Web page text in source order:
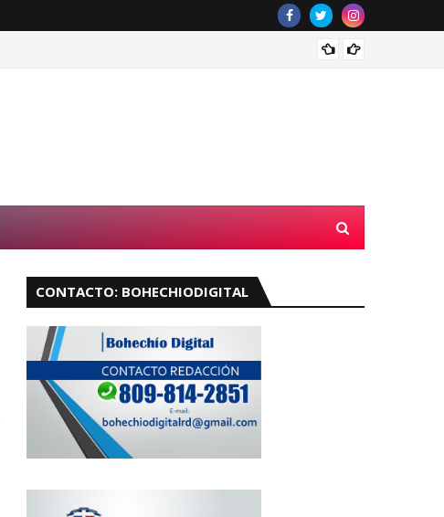
CONTACTO: BOHECHIODIGITAL